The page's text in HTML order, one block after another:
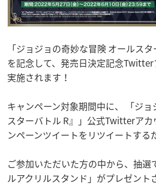
「ジョジョの奇妙な冒険 オールス
を記念して、発売日決定記念
実施されます！
キャンペーン対象期間中に、 「ジ
スターバトル R』」公式Twitterア
ンペーンツイートをリツイートする
ご参加いただいた方の中から、抽選
ルアクリルスタンド」がプレゼント